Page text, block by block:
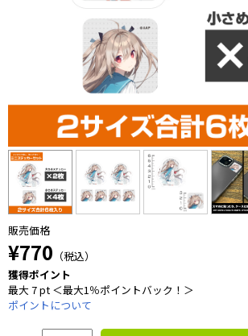
販売価格
¥770 （税込）
獲得ポイント
最大 7 pt ＜最大1％ポイントバック！＞
ポイントについて